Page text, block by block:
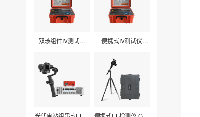
双玻组件IV测试仪
便携式IV测试仪
光伏电站组串式EL检
便携式EL检测仪 G50